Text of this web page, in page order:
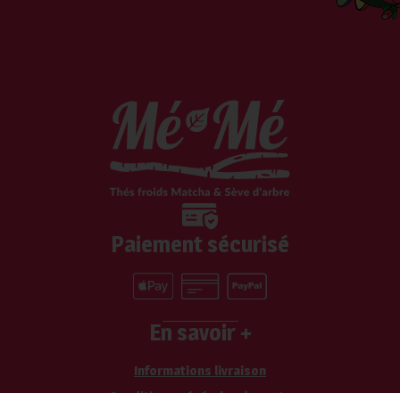
Paiement sécurisé
En savoir +
Informations livraison